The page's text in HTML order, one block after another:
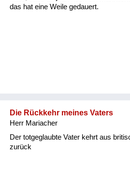
das hat eine Weile gedauert.
Die Rückkehr meines Vaters
Herr Mariacher
Der totgeglaubte Vater kehrt aus
zurück